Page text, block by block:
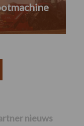
nieuws